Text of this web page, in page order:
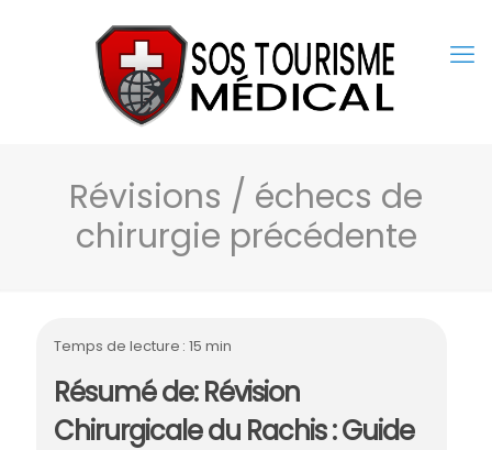
Révisions / échecs de
chirurgie précédente
Temps de lecture : 15 min
Résumé de: Révision
Chirurgicale du Rachis : Guide